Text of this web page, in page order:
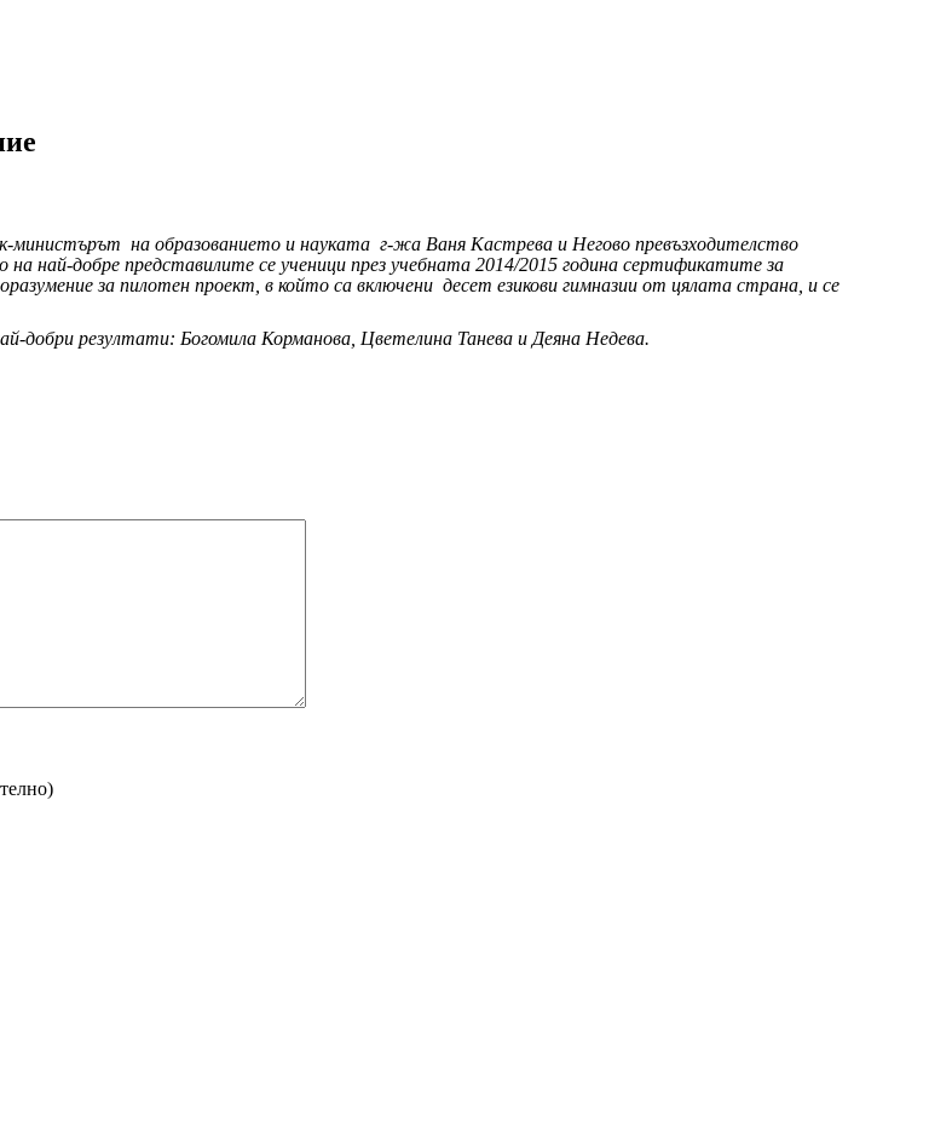
министърът на образованието и науката г-жа Ваня Кастрева и Негово превъзходителство
най-добре представилите се ученици през учебната 2014/2015 година сертификатите за
за пилотен проект, в който са включени десет езикови гимназии от цялата страна, и се
добри резултати: Богомила Корманова, Цветелина Танева и Деяна Недева.